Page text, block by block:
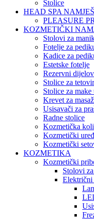
Stolice
HEAD SPA
PLEASURE
KOZMETIČKI
Stolovi za
Fotelje za
Kadice za
Estetske fotelje
Rezervni
Stolice za
Stolice za make
Krevet za
Usisavači za
Radne stolice
Kozmetička
Kozmetički
Kozmetički
KOZMETIKA
Kozmetički
Stolovi
Električni